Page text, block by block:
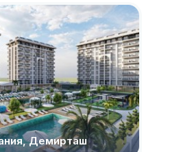
Демирташ